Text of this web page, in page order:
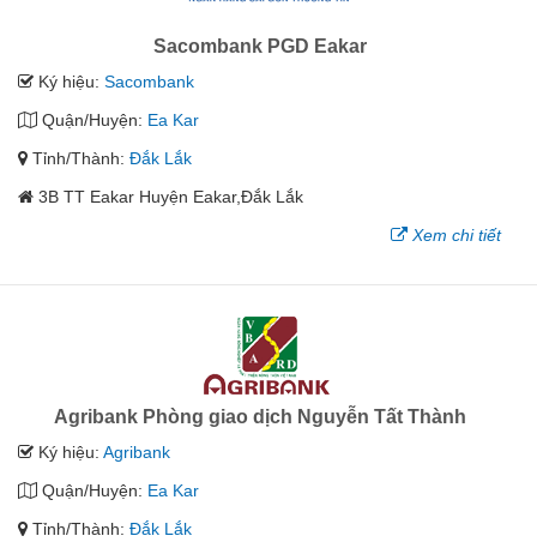
Sacombank PGD Eakar
Ký hiệu: Sacombank
Quận/Huyện: Ea Kar
Tỉnh/Thành: Đắk Lắk
3B TT Eakar Huyện Eakar,Đắk Lắk
Xem chi tiết
Agribank Phòng giao dịch Nguyễn Tất Thành
Ký hiệu: Agribank
Quận/Huyện: Ea Kar
Tỉnh/Thành: Đắk Lắk